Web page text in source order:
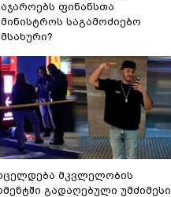
ფინანსთა
საგამოძიებო
მკვლელობის
გადაღებული უმძიმესი